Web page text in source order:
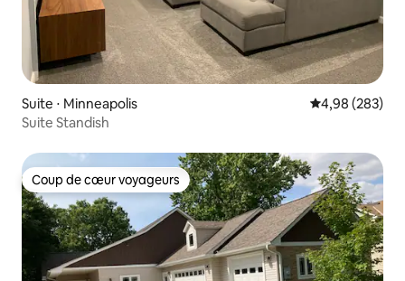
Suite ⋅ Minneapolis Évaluation
4,98 (283)
Suite Standish
Coup de cœur voyageurs
Coup de cœur voyageurs